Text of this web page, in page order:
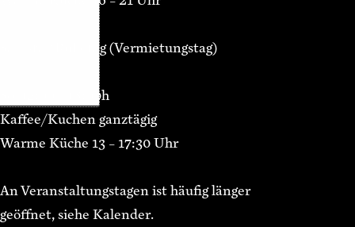
Samstag Ruhetag (Vermietungstag)
So 12:00 – 18:00h
Kaffee/Kuchen ganztägig
Warme Küche 13 – 17:30 Uhr
An Veranstaltungstagen ist häufig länger
geöffnet, siehe Kalender.